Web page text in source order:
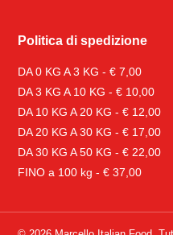
Politica di spedizione
DA 0 KG A 3 KG - € 7,00
DA 3 KG A 10 KG - € 10,00
DA 10 KG A 20 KG - € 12,00
DA 20 KG A 30 KG - € 17,00
DA 30 KG A 50 KG - € 22,00
FINO a 100 kg - € 37,00